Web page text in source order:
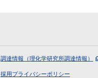
調達情報（理化学研究所調達情報）
採用プライバシーポリシー